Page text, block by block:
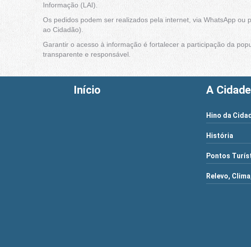
Informação (LAI).
Os pedidos podem ser realizados pela internet, via WhatsApp ou
ao Cidadão).
Garantir o acesso à informação é fortalecer a participação da
transparente e responsável.
Início A Cidade
Hino da
História
Pontos
Relevo,